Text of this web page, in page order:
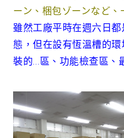
ーン、梱包ゾーンなど
雖然工廠平時在週六日
態，但在設有恆溫槽的
裝的…區、功能檢查區、